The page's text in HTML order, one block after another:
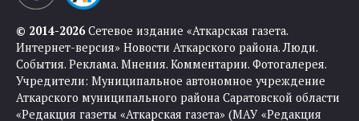
© 2014-2026Сетевое издание «Аткарская газета.
Интернет-версия» Новости Аткарского района. Люди.
События. Реклама. Мнения. Комментарии. Фотогалерея.
Учредители: Муниципальное автономное учреждение
Аткарского муниципального района Саратовской области
«Редакция газеты «Аткарская газета» (МАУ «Редакция